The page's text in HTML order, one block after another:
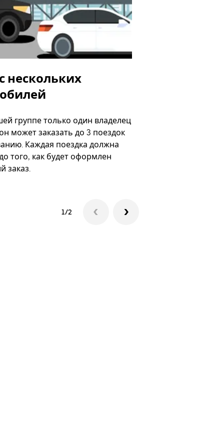
нескольких
группе только один владелец
может заказать до 3 поездок
Каждая поездка должна
того, как будет оформлен
заказ.
1/2